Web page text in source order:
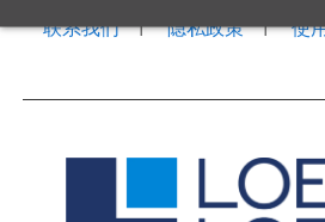
联系我们
隐私政策 使